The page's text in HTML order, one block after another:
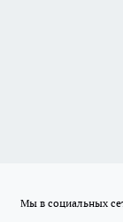
Мы в социальных